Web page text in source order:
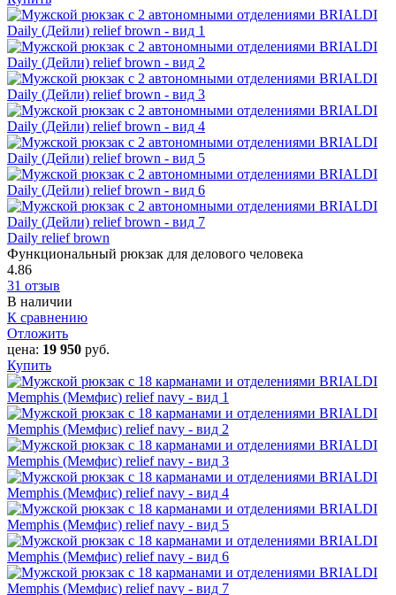
Daily relief brown
Функциональный рюкзак для делового человека
4.86
31 отзыв
В наличии
К сравнению
Отложить
цена: 19 950 руб.
Купить